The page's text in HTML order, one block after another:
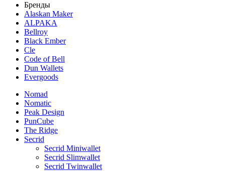
Бренды
Alaskan Maker
ALPAKA
Bellroy
Black Ember
Cle
Code of Bell
Dun Wallets
Evergoods
Nomad
Nomatic
Peak Design
PunCube
The Ridge
Secrid
Secrid Miniwallet
Secrid Slimwallet
Secrid Twinwallet